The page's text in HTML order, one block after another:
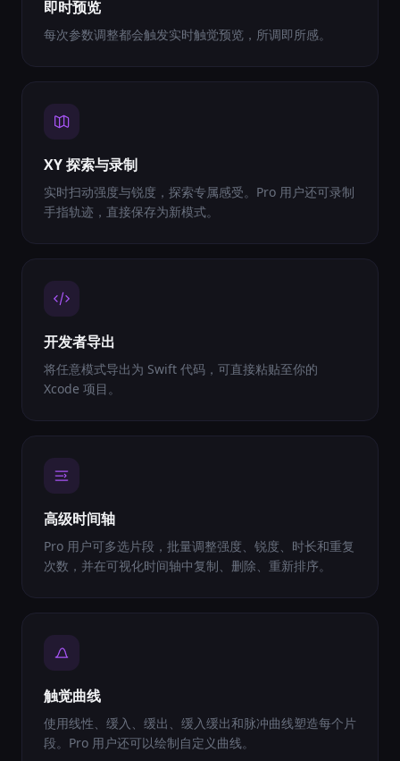
即时预览
每次参数调整都会触发实时触觉预览，所调即所感。
XY 探索与录制
实时扫动强度与锐度，探索专属感受。Pro 用户还可录制
手指轨迹，直接保存为新模式。
开发者导出
将任意模式导出为 Swift 代码，可直接粘贴至你的
Xcode 项目。
高级时间轴
Pro 用户可多选片段，批量调整强度、锐度、时长和重复
次数，并在可视化时间轴中复制、删除、重新排序。
触觉曲线
使用线性、缓入、缓出、缓入缓出和脉冲曲线塑造每个片
段。Pro 用户还可以绘制自定义曲线。